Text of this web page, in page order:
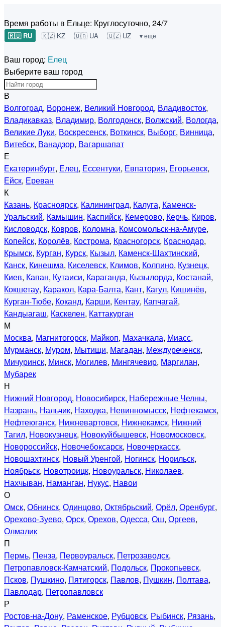
Время работы в Ельце: Круглосуточно, 24/7
🇷🇺 RU 🇰🇿 KZ 🇺🇦 UA 🇺🇿 UZ ▾ ещё
Ваш город: Елец
Выберите ваш город
В
Волгоград, Воронеж, Великий Новгород, Владивосток,
Владикавказ, Владимир, Волгодонск, Волжский, Вологда,
Великие Луки, Воскресенск, Воткинск, Выборг, Винница,
Витебск, Ванадзор, Вагаршапат
Е
Екатеринбург, Елец, Ессентуки, Евпатория, Егорьевск,
Ейск, Ереван
К
Казань, Красноярск, Калининград, Калуга, Каменск-
Уральский, Камышин, Каспийск, Кемерово, Керчь, Киров,
Кисловодск, Ковров, Коломна, Комсомольск-на-Амуре,
Копейск, Королёв, Кострома, Красногорск, Краснодар,
Крымск, Курган, Курск, Кызыл, Каменск-Шахтинский,
Канск, Кинешма, Киселевск, Климов, Колпино, Кузнецк,
Киев, Капан, Кутаиси, Караганда, Кызылорда, Костанай,
Кокшетау, Каракол, Кара-Балта, Кант, Кагул, Кишинёв,
Курган-Тюбе, Коканд, Карши, Кентау, Капчагай,
Кандыагаш, Каскелен, Каттакурган
М
Москва, Магнитогорск, Майкоп, Махачкала, Миасс,
Мурманск, Муром, Мытищи, Магадан, Междуреченск,
Мичуринск, Минск, Могилев, Мингячевир, Маргилан,
Мубарек
Н
Нижний Новгород, Новосибирск, Набережные Челны,
Назрань, Нальчик, Находка, Невинномысск, Нефтекамск,
Нефтеюганск, Нижневартовск, Нижнекамск, Нижний
Тагил, Новокузнецк, Новокуйбышевск, Новомосковск,
Новороссийск, Новочебоксарск, Новочеркасск,
Новошахтинск, Новый Уренгой, Ногинск, Норильск,
Ноябрьск, Новотроицк, Новоуральск, Николаев,
Нахчыван, Наманган, Нукус, Навои
О
Омск, Обнинск, Одинцово, Октябрьский, Орёл, Оренбург,
Орехово-Зуево, Орск, Орехов, Одесса, Ош, Оргеев,
Олмалик
П
Пермь, Пенза, Первоуральск, Петрозаводск,
Петропавловск-Камчатский, Подольск, Прокопьевск,
Псков, Пушкино, Пятигорск, Павлов, Пушкин, Полтава,
Павлодар, Петропавловск
Р
Ростов-на-Дону, Раменское, Рубцовск, Рыбинск, Рязань,